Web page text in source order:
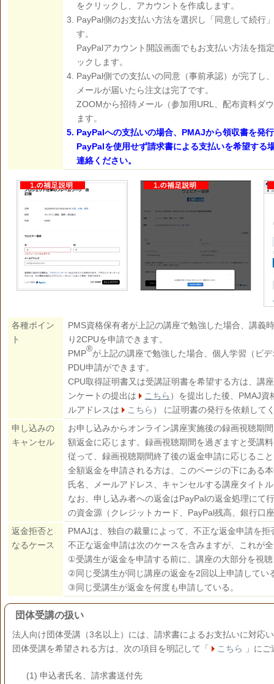
をクリックし、アカウントを作成します。
PayPal側のお支払い方法を選択し「同意して続行
す。
PayPalアカウント開設画面でもお支払い方法を指
ックします。
PayPal側での支払いの同意（事前承認）が完了し
メールが届いたら注文は完了です。
ZOOMから招待メール（参加用URL、配布資料ダ
ます。
PayPalへの支払いの場合、PMAJから領収書を発
PayPalを使用せず請求書による支払いを希望する
連絡ください。
各種ポイン
ト
PMS資格保有者が上記の講座で勉強した場合、講義
り2CPUを申請できます。
PMP®が上記の講座で勉強した場合、個人学習（ビ
PDU申請ができます。
CPU取得証明書又は受講証明書を希望する方は、講
ンケートの提出は
こちら ）を提出した後、PMAJ
ルアドレスは
こちら ） に証明書の発行を依頼して
申し込みの
キャンセル
お申し込みからオンライン講座実施後の録画視聴期
額返金に応じます。録画視聴期間を過ぎますと受講
従って、録画視聴期間終了後の返金申請に応じるこ
全額返金を申請される方は、このページの下にある
氏名、メールアドレス、キャンセルする講座タイト
なお、申し込み者への返金はPayPalの返金処理にて
の資金源（クレジットカード、PayPal残高、銀行口
返金拒否と
なるケース
PMAJは、独自の裁量によって、不正な返金申請を
不正な返金申請は次のケースを含みますが、これが
①受講生が返金を申請する前に、講座の大部分を視
②同じ受講生が同じ講座の返金を2回以上申請してい
③同じ受講生が返金を何度も申請している。
団体受講の扱い
法人向け団体受講（3名以上）には、請求書によるお支払いに対応
団体受講を希望される方は、次の項目を明記して「
こちら 」に
(1) 申込者氏名、請求書送付先